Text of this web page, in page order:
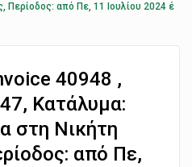
Περίοδος: από Πε, 11 Ιουλίου 2024 έ
40948 ,
Κατάλυμα:
στη Νικήτη
από Πε,